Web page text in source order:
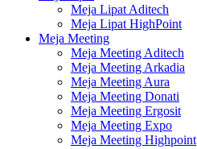
Meja Lipat Aditech
Meja Lipat HighPoint
Meja Meeting
Meja Meeting Aditech
Meja Meeting Arkadia
Meja Meeting Aura
Meja Meeting Donati
Meja Meeting Ergosit
Meja Meeting Expo
Meja Meeting Highpoint